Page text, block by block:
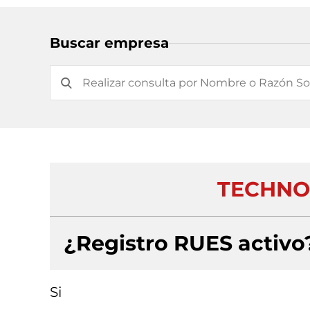
Buscar empresa
¿Registro RUES
Si